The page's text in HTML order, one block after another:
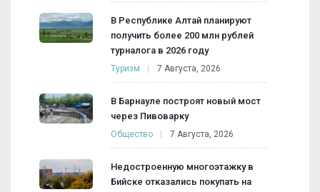
В Республике Алтай планируют
получить более 200 млн рублей
турналога в 2026 году
Туризм 7 Августа, 2026
В Барнауле построят новый мост
через Пивоварку
Общество 7 Августа, 2026
Недостроенную многоэтажку в
Бийске отказались покупать на